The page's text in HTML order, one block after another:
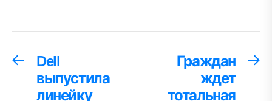
Навигация
Предыдущая
запись:
Dell
выпустила
линейку
Граждан
ждет
тотальная